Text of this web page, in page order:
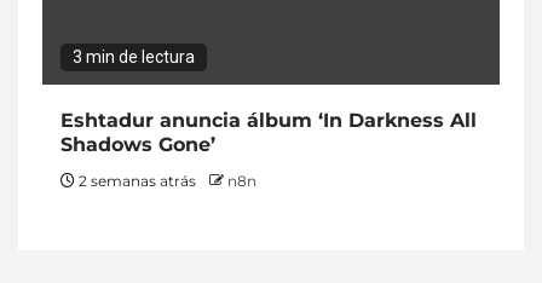
3 min de lectura
Eshtadur anuncia álbum ‘In Darkness All
Shadows Gone’
2 semanas atrás n8n